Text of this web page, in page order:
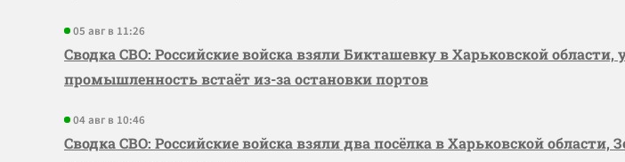
05 авг в 11:26
Сводка СВО: Российские войска взяли Бикташевку в Харьковской области,
промышленность встаёт из-за остановки портов
04 авг в 10:46
Сводка СВО: Российские войска взяли два посёлка в Харьковской области,